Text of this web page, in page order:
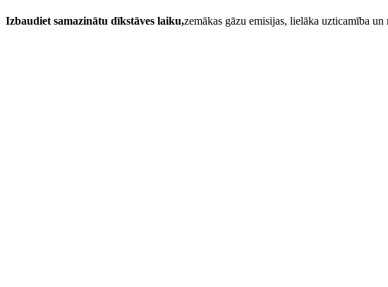
Izbaudiet samazinātu dīkstāves laiku,zemākas gāzu emisijas, lielāka uzticamība